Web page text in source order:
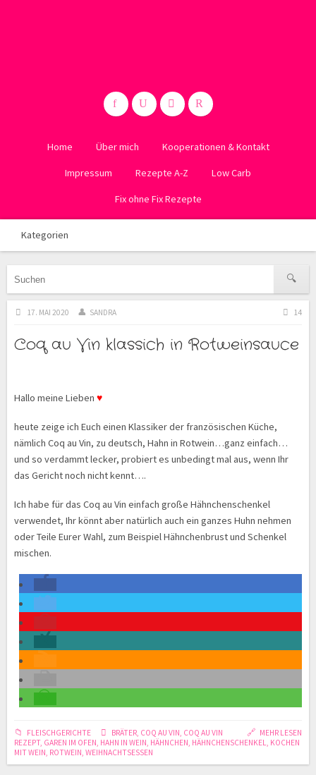
Home Über mich Kooperationen & Kontakt
Impressum Rezepte A-Z Low Carb
Fix ohne Fix Rezepte
Kategorien
17. MAI 2020 SANDRA 14
Coq au Vin klassich in Rotweinsauce
Hallo meine Lieben ♥
heute zeige ich Euch einen Klassiker der französischen Küche,
nämlich Coq au Vin, zu deutsch, Hahn in Rotwein…ganz einfach…
und so verdammt lecker, probiert es unbedingt mal aus, wenn Ihr
das Gericht noch nicht kennt….
Ich habe für das Coq au Vin einfach große Hähnchenschenkel
verwendet, Ihr könnt aber natürlich auch ein ganzes Huhn nehmen
oder Teile Eurer Wahl, zum Beispiel Hähnchenbrust und Schenkel
mischen.
MEHR LESEN
FLEISCHGERICHTE BRÄTER, COQ AU VIN, COQ AU VIN
REZEPT, GAREN IM OFEN, HAHN IN WEIN, HÄHNCHEN, HÄHNCHENSCHENKEL, KOCHEN
MIT WEIN, ROTWEIN, WEIHNACHTSESSEN